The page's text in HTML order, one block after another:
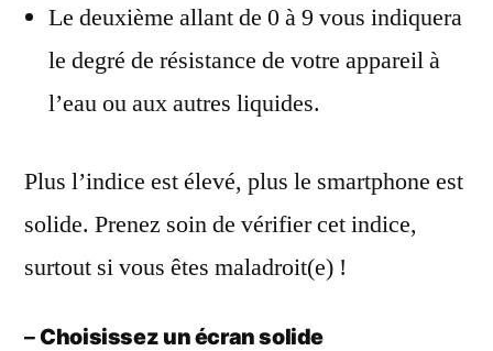
Le deuxième allant de 0 à 9 vous indiquera
le degré de résistance de votre appareil à
l’eau ou aux autres liquides.
Plus l’indice est élevé, plus le smartphone est
solide. Prenez soin de vérifier cet indice,
surtout si vous êtes maladroit(e) !
–Choisissez un écran solide